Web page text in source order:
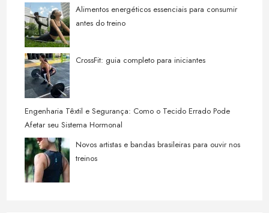
Alimentos energéticos essenciais para consumir
antes do treino
CrossFit: guia completo para iniciantes
Engenharia Têxtil e Segurança: Como o Tecido Errado Pode
Afetar seu Sistema Hormonal
Novos artistas e bandas brasileiras para ouvir nos
treinos